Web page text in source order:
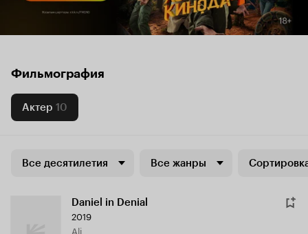
Фильмография
Актер 10
Все десятилетия Все жанры
Daniel in Denial
2019
Ali